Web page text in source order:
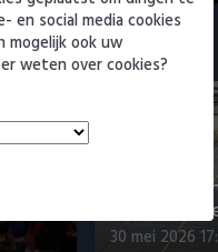
Futsal
30 mei 2026
en social media cookies
mogelijk ook uw
weten over cookies?